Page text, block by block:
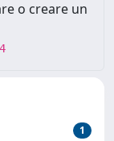
o creare un
1